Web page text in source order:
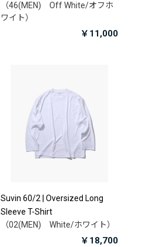
（46(MEN) Off White/オフホ
ワイト）
￥11,000
Suvin 60/2 | Oversized Long
Sleeve T-Shirt
（02(MEN) White/ホワイト）
￥18,700